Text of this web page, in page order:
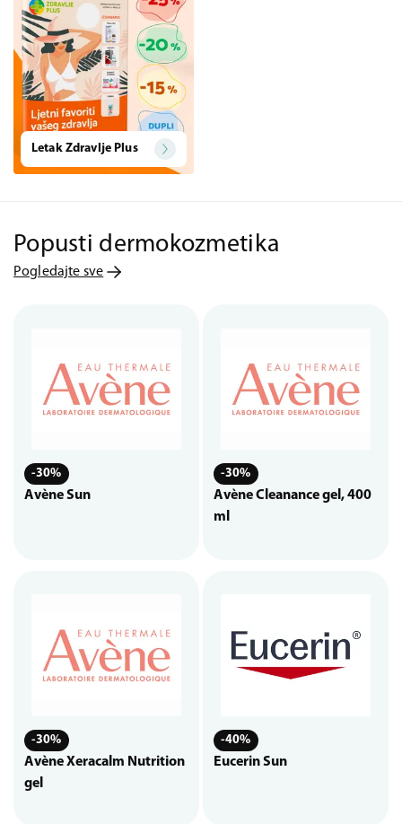
Letak Zdravlje Plus
Popusti dermokozmetika
Pogledajte sve
-30%
Avène Sun
-30%
Avène Cleanance gel, 400
ml
-30%
Avène Xeracalm Nutrition
gel
-40%
Eucerin Sun